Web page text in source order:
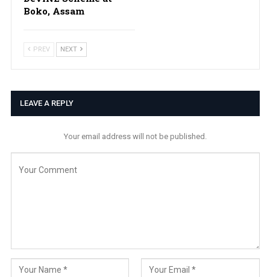
Boko, Assam
PREV NEXT
LEAVE A REPLY
Your email address will not be published.